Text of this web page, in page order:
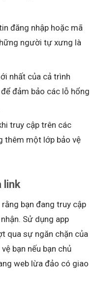
đăng nhập hoặc mã
người tự xưng là
nhất của cả trình
đảm bảo các lỗ hổng
truy cập trên các
thêm một lớp bảo vệ
link
bạn đang truy cập
Sử dụng app
qua sự ngăn chặn của
bạn nếu bạn chủ
web lừa đảo có giao